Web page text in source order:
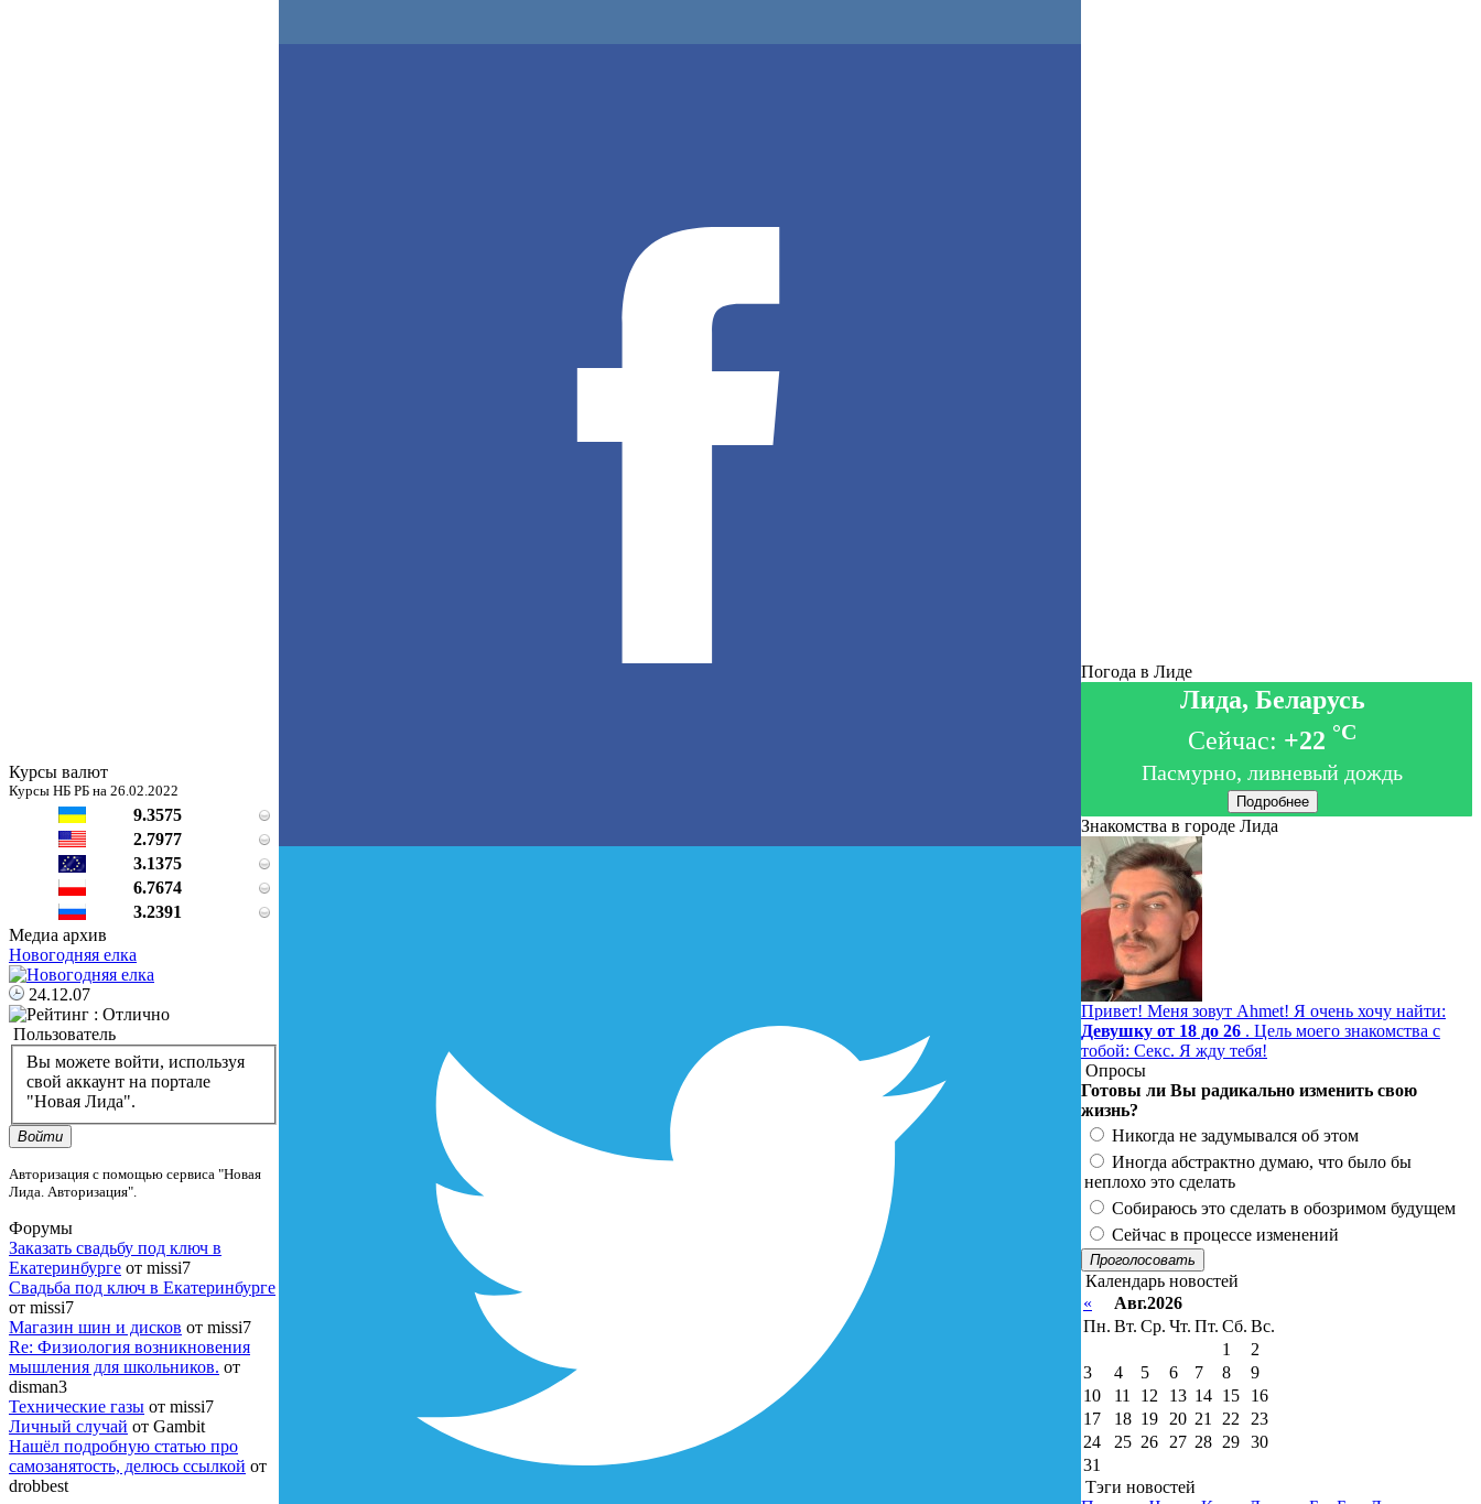
Курсы валют
Курсы НБ РБ на 26.02.2022
9.3575
2.7977
3.1375
6.7674
3.2391
Медиа архив
Новогодняя елка
24.12.07
Пользователь
Вы можете войти, используя
свой аккаунт на портале
"Новая Лида".
Войти
Авторизация с помощью сервиса "Новая
Лида. Авторизация".
Форумы
Заказать свадьбу под ключ в
Екатеринбурге от missi7
Cвадьба под ключ в Екатеринбурге
от missi7
Магазин шин и дисков от missi7
Re: Физиология возникновения
мышления для школьников. от
disman3
Технические газы от missi7
Личный случай от Gambit
Нашёл подробную статью про
самозанятость, делюсь ссылкой от
drobbest
Погода в Лиде
Лида, Беларусь
Сейчас: +22 °C
Пасмурно, ливневый дождь
Подробнее
Знакомства в городе Лида
Привет! Меня зовут Ahmet! Я очень хочу найти:
Девушку от 18 до 26 . Цель моего знакомства с
тобой: Секс. Я жду тебя!
Опросы
Готовы ли Вы радикально изменить свою
жизнь?
Никогда не задумывался об этом
Иногда абстрактно думаю, что было бы
неплохо это сделать
Собираюсь это сделать в обозримом будущем
Сейчас в процессе изменений
Проголосовать
Календарь новостей
«
Авг.2026
Пн. Вт. Ср. Чт. Пт. Сб. Вс.
1
2
3
4 5 6 7 8
9
10
11 12 13 14 15
16
17
18 19 20 21 22
23
24
25 26 27 28 29 30
31
Тэги новостей